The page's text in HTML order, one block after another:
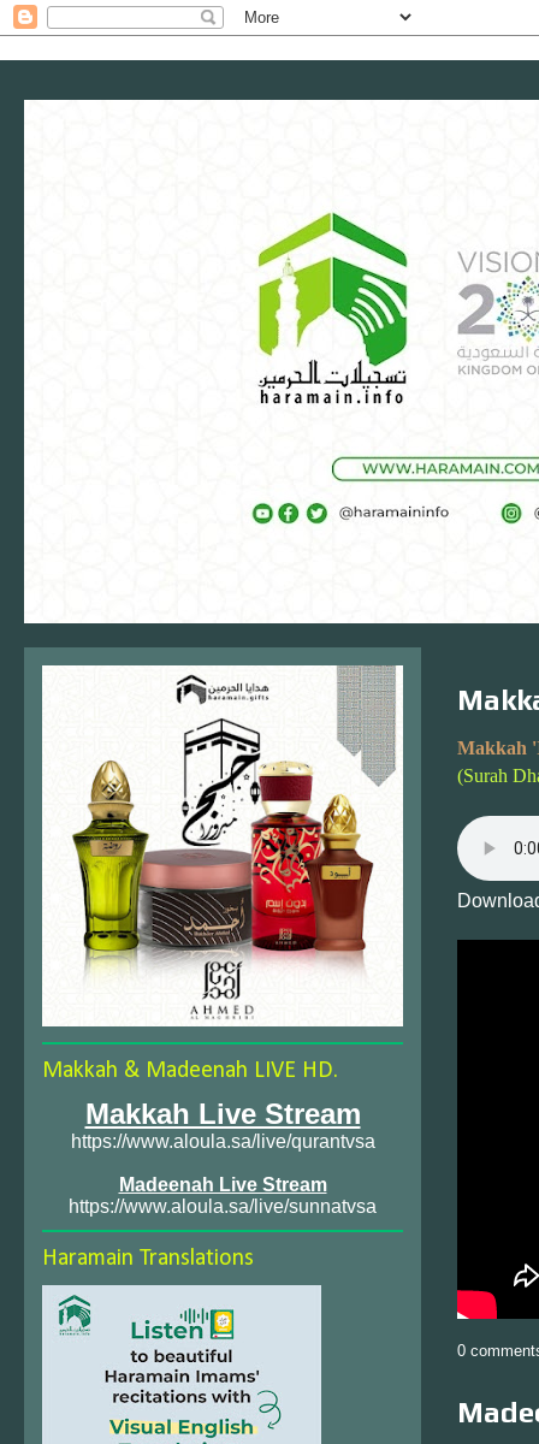
Makkah
(Surah
0
Makkah & Madeenah LIVE HD.
Makkah Live Stream
https://www.aloula.sa/live/qurantvsa
Madeenah Live Stream
https://www.aloula.sa/live/sunnatvsa
Haramain Translations